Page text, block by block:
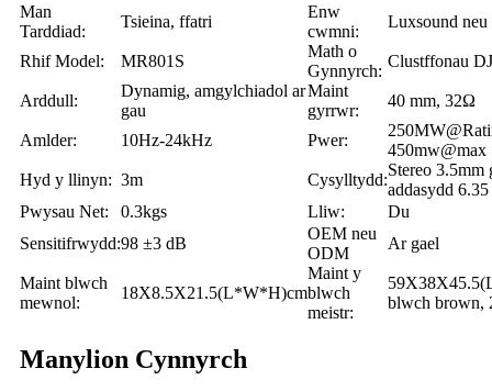
Man
Tarddiad:
Tsieina, ffatri
Enw
cwmni:
Luxsound
Rhif Model: MR801S
Math o
Gynnyrch:
Clustffonau
Arddull:
Dynamig, amgylchiadol ar
gau
Maint
gyrrwr:
40 mm, 32Ω
Amlder: 10Hz-24kHz Pwer:
450mw@max
Hyd y llinyn: 3m Cysylltydd:
Stereo 3.5mm
addasydd 6.35
Pwysau Net:
0.3kgs Lliw:
Du
Sensitifrwydd:98 ±3 dB
OEM neu
ODM
Ar gael
Maint blwch
mewnol:
18X8.5X21.5(L*W*H)cm
Maint y
blwch
meistr:
blwch brown,
Manylion Cynnyrch